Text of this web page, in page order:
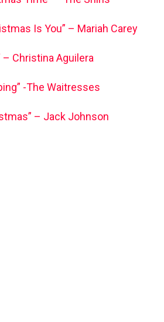
Is You” – Mariah Carey
– Christina Aguilera
-The Waitresses
– Jack Johnson